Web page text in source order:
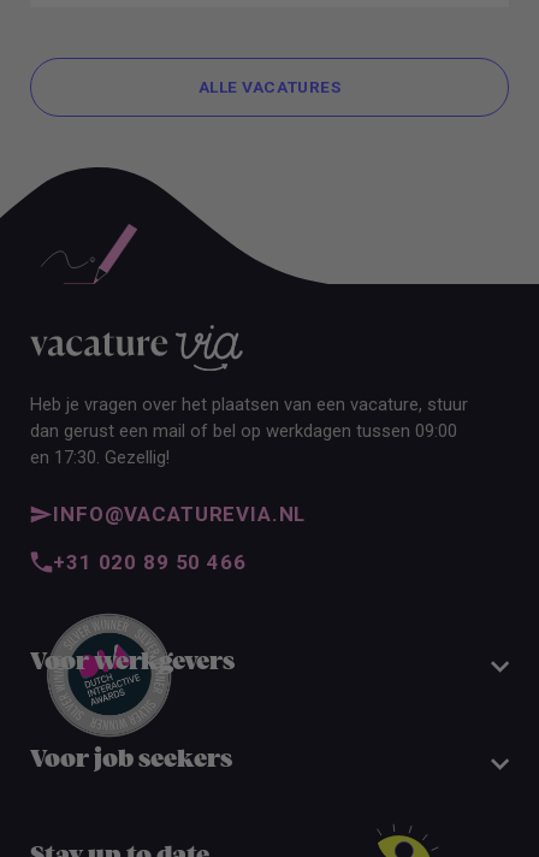
ALLE VACATURES
Heb je vragen over het plaatsen van een vacature, stuur
dan gerust een mail of bel op werkdagen tussen 09:00
en 17:30. Gezellig!
INFO@VACATUREVIA.NL
+31 020 89 50 466
Voor werkgevers
Voor job seekers